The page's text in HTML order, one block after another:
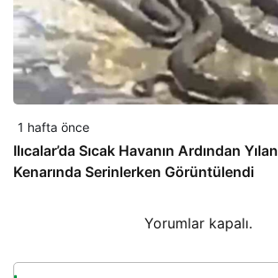
1 hafta önce
Ilıcalar’da Sıcak Havanın Ardından
Kenarında Serinlerken Görüntülendi
Yorumlar kapalı.